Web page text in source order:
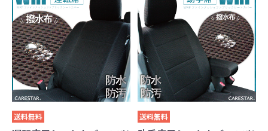
送料無料 送料無料